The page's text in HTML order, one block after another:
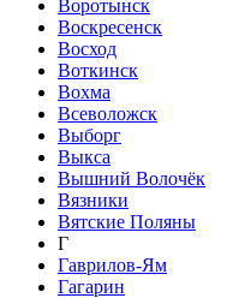
Воротынск
Воскресенск
Восход
Воткинск
Вохма
Всеволожск
Выборг
Выкса
Вышний Волочёк
Вязники
Вятские Поляны
Г
Гаврилов-Ям
Гагарин